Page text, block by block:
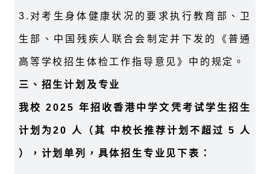
3.对考生身体健康状况的要求执行教育部、卫
生部、中国残疾人联合会制定并下发的《普通
高等学校招生体检工作指导意见》中的规定。
三、招生计划及专业
我校 2025 年招收香港中学文凭考试学生招生
计划为20 人（其 中校长推荐计划不超过 5 人
），计划单列，具体招生专业见下表：